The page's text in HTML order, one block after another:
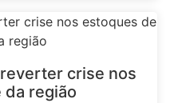
crise nos
da região